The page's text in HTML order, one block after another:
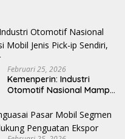
Februari 25, 2026
Kemenperin: Industri
Otomotif Nasional Mampu
ip Sendiri, Tak Perlu Impor